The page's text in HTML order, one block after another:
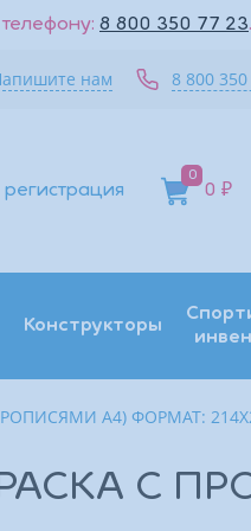
8 800 350 77 23.
нам 8 800
0
0 ₽
Конструкторы
А4) ФОРМАТ:
С